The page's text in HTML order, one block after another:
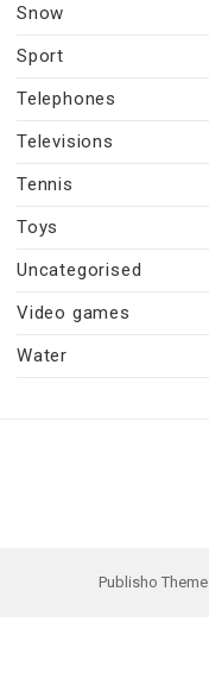
Snow
Sport
Telephones
Televisions
Tennis
Toys
Uncategorised
Video games
Water
Publisho Theme